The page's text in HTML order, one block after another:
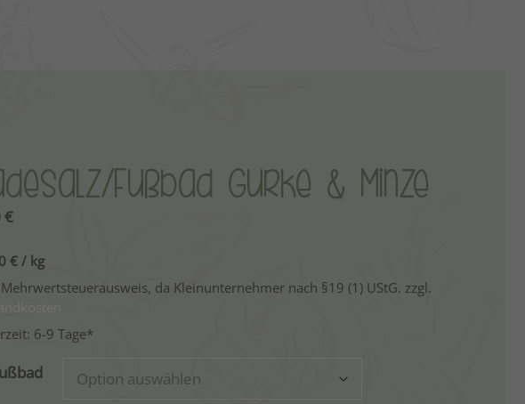
Fußbad Gurke & Minze
€
€/ kg
da Kleinunternehmer nach §19 (1) UStG. zzgl.
6-9 Tage*